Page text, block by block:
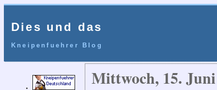
Dies und das
Kneipenfuehrer Blog
Mittwoch, 15.